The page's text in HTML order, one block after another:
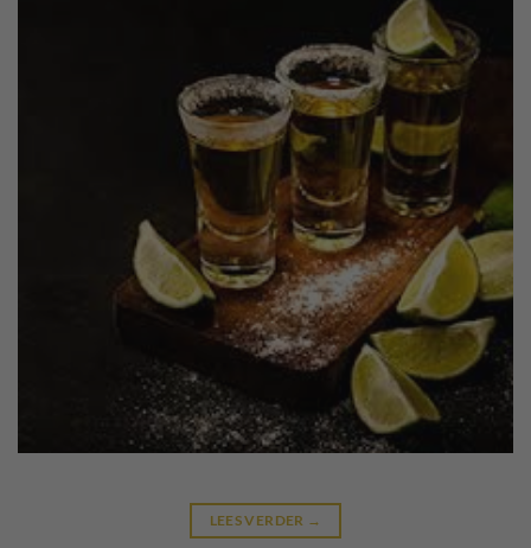
LEES VERDER →